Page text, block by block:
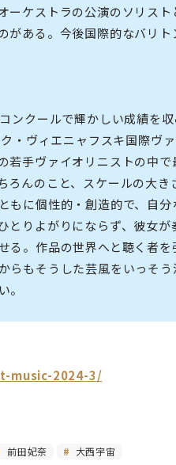
ケストラの公演のソリス
ある。今後国際的なバリ
ンクールで輝かしい成績を
・ヴィエニャフスキ国際ヴ
若手ヴァイオリニストの中
ろんのこと、スケールの大
に個性的・創造的で、自分
とりよがりにならず、彼女
る。作品の世界へと聴く者
らもそうした芸風をいっそ
。
music-2024-3/
前田妃奈 大西宇宙